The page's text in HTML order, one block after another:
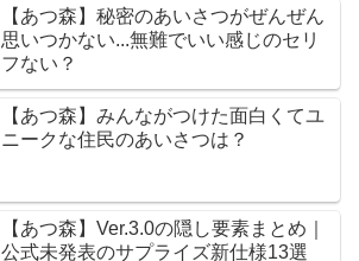
【あつ森】秘密のあいさつがぜんぜん
思いつかない...無難でいい感じのセリ
フない？
【あつ森】みんながつけた面白くてユ
ニークな住民のあいさつは？
【あつ森】Ver.3.0の隠し要素まとめ｜
公式未発表のサプライズ新仕様13選